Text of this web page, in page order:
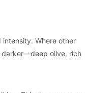
Where other
darker—deep olive, rich